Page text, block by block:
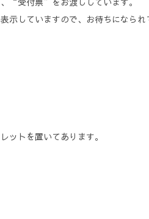
示していますので、お待ちになら
ットを置いてあります。